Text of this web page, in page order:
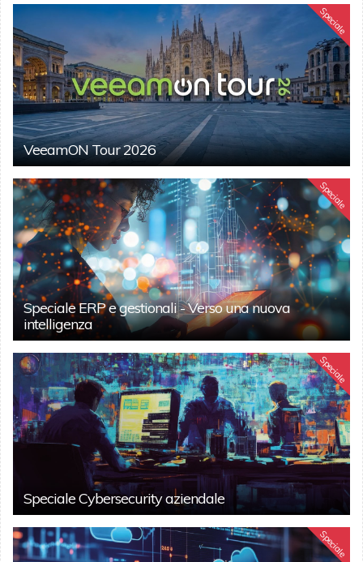
Speciale
VeeamON Tour 2026
Speciale
Speciale ERP e gestionali - Verso una nuova
intelligenza
Speciale
Speciale Cybersecurity aziendale
Speciale